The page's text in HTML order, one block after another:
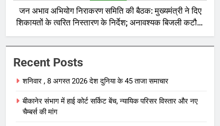
जन अभाव अभियोग निराकरण समिति की बैठक: मुख्यमंत्री ने दिए
शिकायतों के त्वरित निस्तारण के निर्देश; अनावश्यक बिजली कटौती
पर सख्त रुख
Recent Posts
शनिवार , 8 अगस्त 2026 देश दुनिया के 45 ताजा समाचार
बीकानेर संभाग में हाई कोर्ट सर्किट बेंच, न्यायिक परिसर विस्तार और नए
चैम्बर्स की मांग